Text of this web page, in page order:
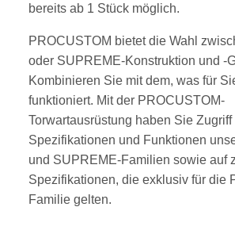
bereits ab 1 Stück möglich.
PROCUSTOM bietet die Wahl
oder SUPREME-Konstruktion und -
Kombinieren Sie mit dem, was für
funktioniert. Mit der PROCUSTOM-
Torwartausrüstung haben Sie
Spezifikationen und Funktionen
und SUPREME-Familien sowie auf
Spezifikationen, die exklusiv für die
Familie gelten.